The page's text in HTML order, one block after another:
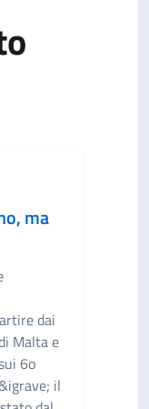
ma
dai
Malta e
6o
il